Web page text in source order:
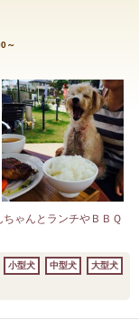
～
ゃんとランチやＢＢＱ
小型犬 中型犬 大型犬